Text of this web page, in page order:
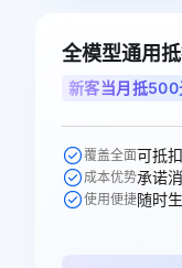
全模型通用
新客当月抵
覆盖全面
成本优势
使用便捷